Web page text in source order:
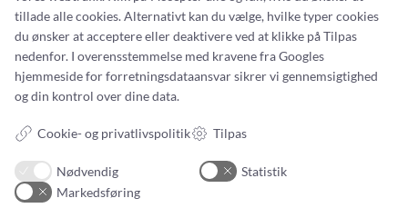
Persondatapolitik
Smykker
Vielsesringe
tillade alle cookies. Alternativt kan du vælge, hvilke typer cookies
du ønsker at acceptere eller deaktivere ved at klikke på Tilpas
nedenfor. I overensstemmelse med kravene fraGoogles
hjemmeside for forretningsdataansvarsikrer vi gennemsigtighed
og din kontrol over dine data.
Cookie- og privatlivspolitik Tilpas
Nødvendig
Statistik
Markedsføring